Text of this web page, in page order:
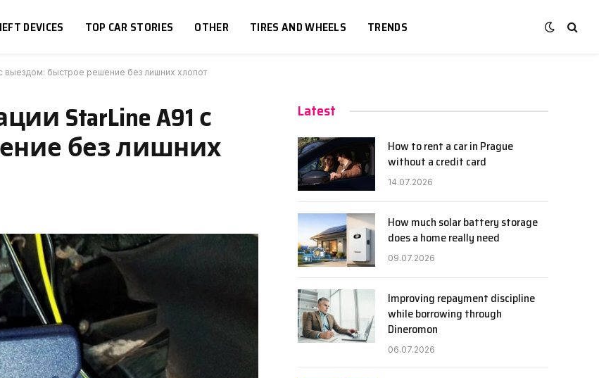
DEVICES TOP CAR STORIES OTHER TIRES AND WHEELS TRENDS
выездом: быстрое решение без лишних хлопот
StarLine A91 с
без лишних
Latest
How to rent a car in Prague
without a credit card
14.07.2026
How much solar battery storage
does a home really need
09.07.2026
Improving repayment discipline
while borrowing through
Dineromon
06.07.2026